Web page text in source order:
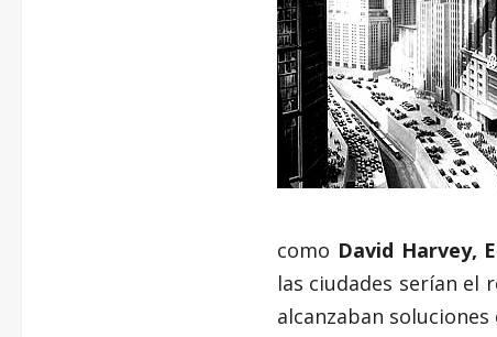
como David Harvey,
las ciudades serían el
alcanzaban